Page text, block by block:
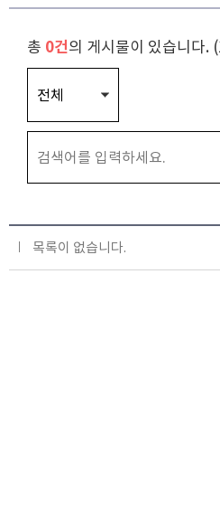
총 0건의 게시물이 있습니다.
목록이 없습니다.